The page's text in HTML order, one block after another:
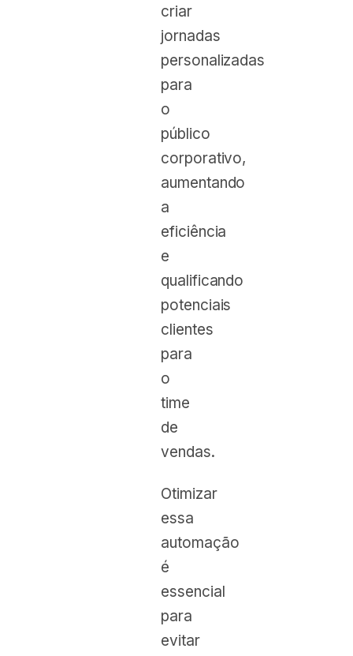
criar
jornadas
personalizadas
para
o
público
corporativo,
aumentando
a
eficiência
e
qualificando
potenciais
clientes
para
o
time
de
vendas.
Otimizar
essa
automação
é
essencial
para
evitar